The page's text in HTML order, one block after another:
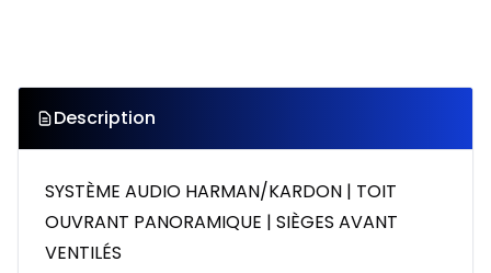
Description
SYSTÈME AUDIO HARMAN/KARDON | TOIT
OUVRANT PANORAMIQUE | SIÈGES AVANT
VENTILÉS